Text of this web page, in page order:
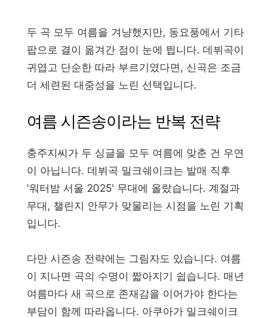
두 곡 모두 여름을 겨냥했지만, 동요풍에서 기타
팝으로 결이 옮겨간 점이 눈에 띕니다. 데뷔곡이
귀엽고 단순한 따라 부르기였다면, 신곡은 조금
더 세련된 대중성을 노린 선택입니다.
여름 시즌송이라는 반복 전략
충주지씨가 두 싱글을 모두 여름에 맞춘 건 우연
이 아닙니다. 데뷔곡 밀크쉐이크는 발매 직후
'워터밤 서울 2025' 무대에 올랐습니다. 계절과
무대, 챌린지 안무가 맞물리는 시점을 노린 기획
입니다.
다만 시즌송 전략에는 그림자도 있습니다. 여름
이 지나면 곡의 수명이 짧아지기 쉽습니다. 매년
여름마다 새 곡으로 존재감을 이어가야 한다는
부담이 함께 따라옵니다. 아쿠아가 밀크쉐이크